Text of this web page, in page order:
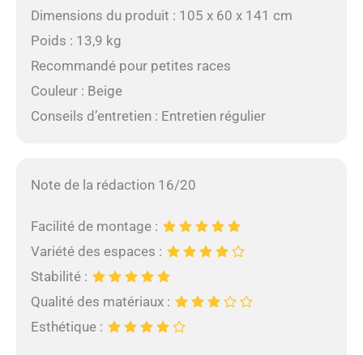
Dimensions du produit : 105 x 60 x 141 cm
Poids : 13,9 kg
Recommandé pour petites races
Couleur : Beige
Conseils d’entretien : Entretien régulier
Note de la rédaction 16/20
Facilité de montage :
Variété des espaces :
Stabilité :
Qualité des matériaux :
Esthétique :